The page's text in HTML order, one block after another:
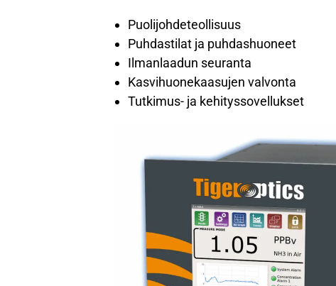
Puolijohdeteollisuus
Puhdastilat ja puhdashuoneet
Ilmanlaadun seuranta
Kasvihuonekaasujen valvonta
Tutkimus- ja kehityssovellukset